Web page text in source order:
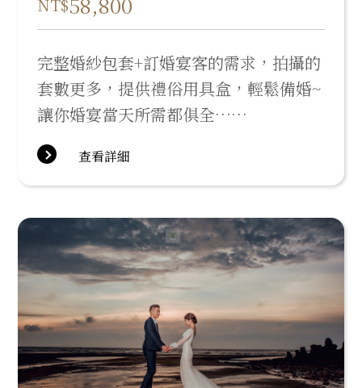
完整婚紗包套+訂婚宴客的需求，拍攝的
套數更多，提供禮俗用具盒，輕鬆備婚~
讓你婚宴當天所需都俱全……
查看詳細